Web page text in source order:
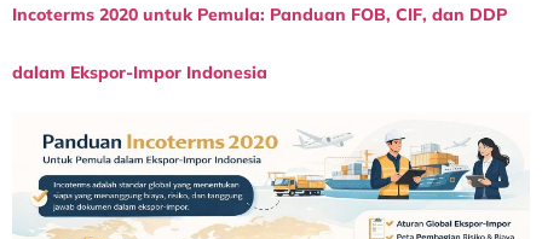
Incoterms 2020 untuk Pemula: Panduan FOB, CIF, dan DDP
dalam Ekspor-Impor Indonesia